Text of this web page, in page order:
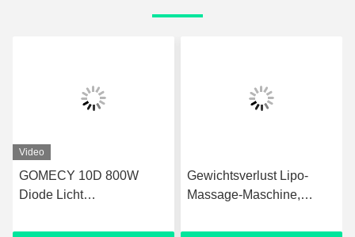
Video
GOMECY 10D 800W
Diode Licht
Stimulation Ausrüstung für
Gewichtsverlust Lipo-
Massage-Maschine,
Schlankheitsmaschine mit